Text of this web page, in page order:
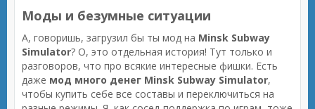
Моды и безумные ситуации
А, говоришь, загрузил бы ты мод на Minsk Subway
Simulator? О, это отдельная история! Тут только и
разговоров, что про всякие интересные фишки. Есть
даже мод много денег Minsk Subway Simulator,
чтобы купить себе все составы и переключиться на